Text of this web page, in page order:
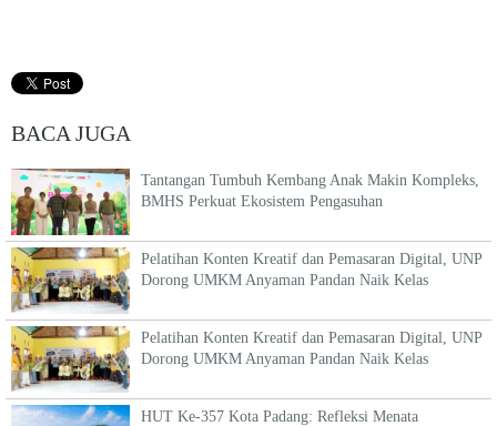
BACA JUGA
Tantangan Tumbuh Kembang Anak Makin Kompleks,
BMHS Perkuat Ekosistem Pengasuhan
Pelatihan Konten Kreatif dan Pemasaran Digital, UNP
Dorong UMKM Anyaman Pandan Naik Kelas
Pelatihan Konten Kreatif dan Pemasaran Digital, UNP
Dorong UMKM Anyaman Pandan Naik Kelas
HUT Ke-357 Kota Padang: Refleksi Menata